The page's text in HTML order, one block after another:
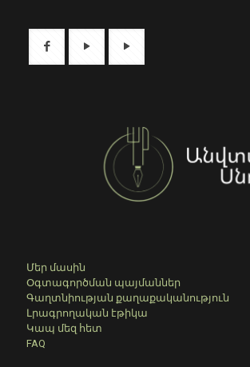
Մեր մասին
Օգտագործման պայմաններ
Գաղտնիության քաղաքականություն
Լրագրողական էթիկա
Կապ մեզ հետ
FAQ